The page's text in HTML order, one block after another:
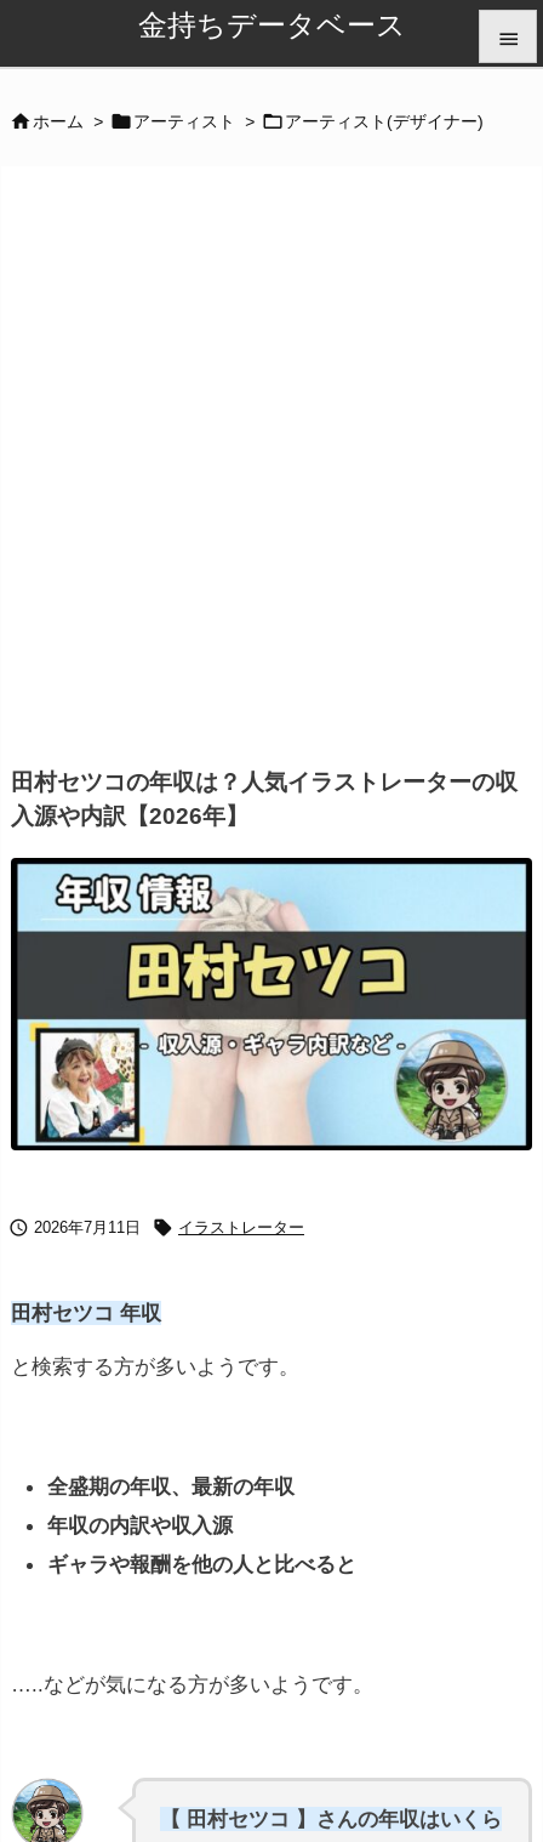
金持ちデータベース 
ホーム > アーティスト > アーティスト(デザイナー)
田村セツコの年収は？人気イラストレーターの収
入源や内訳【2026年】
 2026年7月11日  イラストレーター
田村セツコ 年収
と検索する方が多いようです。
全盛期の年収、最新の年収
年収の内訳や収入源
ギャラや報酬を他の人と比べると
…..などが気になる方が多いようです。
【 田村セツコ 】さんの年収はいくら